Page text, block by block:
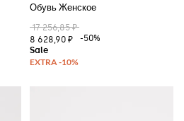
Обувь Женское
17 256,85 ₽
8 628,90 ₽
-50%